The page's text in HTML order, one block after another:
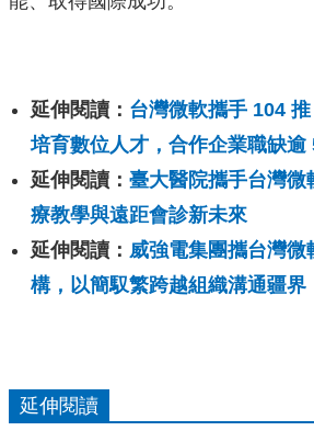
延伸閱讀： 台灣微軟攜手 104 推
培育數位人才，合作企業職缺逾
延伸閱讀： 臺大醫院攜手台灣微
療教學與遠距會診新未來
延伸閱讀： 威強電集團攜台灣微
構，以簡馭繁跨越組織溝通疆界
延伸閱讀